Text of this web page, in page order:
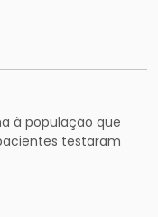
à população que
testaram